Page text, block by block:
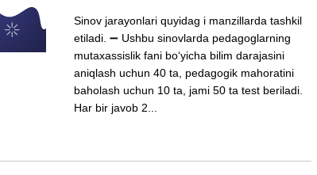
Sinov jarayonlari quyidag i manzillarda tashkil
etiladi. ➖ Ushbu sinovlarda pedagoglarning
mutaxassislik fani boʻyicha bilim darajasini
aniqlash uchun 40 ta, pedagogik mahoratini
baholash uchun 10 ta, jami 50 ta test beriladi.
Har bir javob 2...